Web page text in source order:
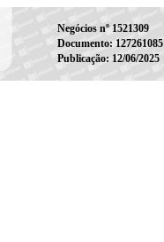
Negócios nº 1521309
Documento: 127261085
Publicação: 12/06/2025